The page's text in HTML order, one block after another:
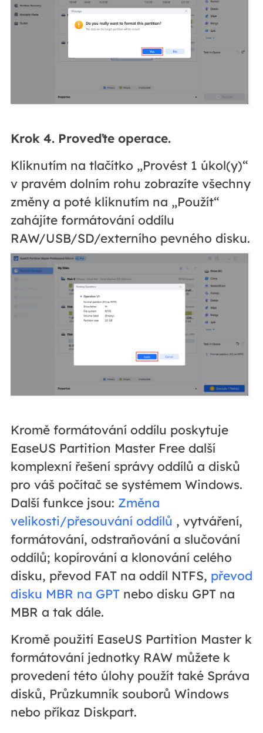
Krok 4. Proveďte operace.
Kliknutím na tlačítko „Provést 1 úkol(y)“
v pravém dolním rohu zobrazíte všechny
změny a poté kliknutím na „Použít“
zahájíte formátování oddílu
RAW/USB/SD/externího pevného disku.
Kromě formátování oddílu poskytuje
EaseUS Partition Master Free další
komplexní řešení správy oddílů a disků
pro váš počítač se systémem Windows.
Další funkce jsou: Změna
velikosti/přesouvání oddílů , vytváření,
formátování, odstraňování a slučování
oddílů; kopírování a klonování celého
disku, převod FAT na oddíl NTFS, převod
disku MBR na GPTnebo disku GPT na
MBR a tak dále.
Kromě použití EaseUS Partition Master k
formátování jednotky RAW můžete k
provedení této úlohy použít také Správa
disků, Průzkumník souborů Windows
nebo příkaz Diskpart.